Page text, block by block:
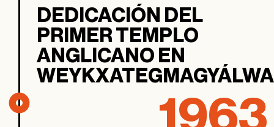
DEDICACIÓN DEL
PRIMER TEMPLO
ANGLICANO EN
1963